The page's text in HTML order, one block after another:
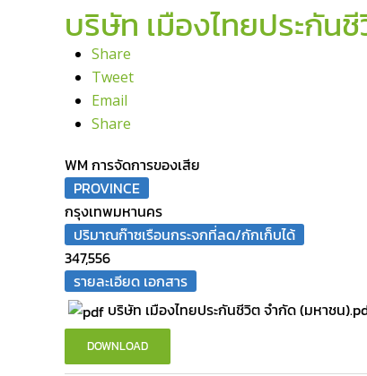
บริษัท เมืองไทยประกัน
Share
Tweet
Email
Share
WM การจัดการของเสีย
PROVINCE
กรุงเทพมหานคร
ปริมาณก๊าซเรือนกระจกที่ลด/กักเก็บได้
347,556
รายละเอียด เอกสาร
บริษัท เมืองไทยประกันชีวิต จำกัด (มหาชน
DOWNLOAD